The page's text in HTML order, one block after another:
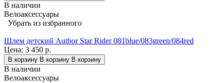
В наличии
Велоаксессуары
Убрать из избранного
Шлем детский Author Star Rider 081blue/083green/084red
Цена: 3 450 р.
В корзину В корзину В корзину
В наличии
Велоаксессуары